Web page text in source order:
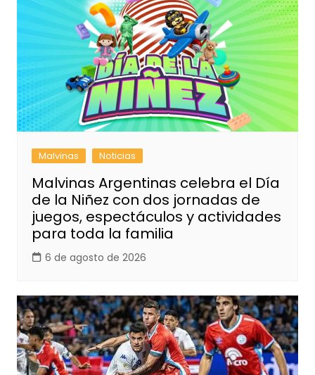
Malvinas Noticias
Malvinas Argentinas celebra el Día
de la Niñez con dos jornadas de
juegos, espectáculos y actividades
para toda la familia
6 de agosto de 2026